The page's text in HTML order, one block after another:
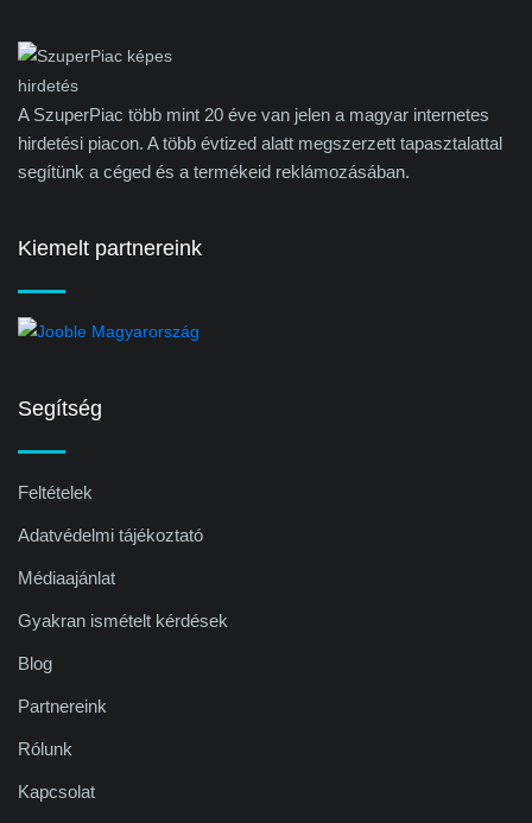
A SzuperPiac több mint 20 éve van jelen a magyar internetes
hirdetési piacon. A több évtized alatt megszerzett tapasztalattal
segítünk a céged és a termékeid reklámozásában.
Kiemelt partnereink
Segítség
Feltételek
Adatvédelmi tájékoztató
Médiaajánlat
Gyakran ismételt kérdések
Blog
Partnereink
Rólunk
Kapcsolat